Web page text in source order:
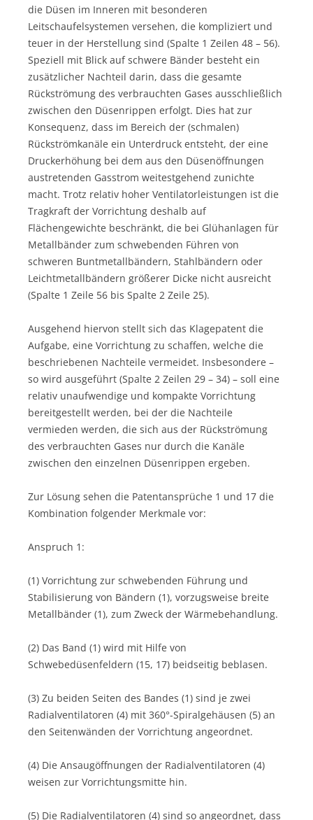
die Düsen im Inneren mit besonderen
Leitschaufelsystemen versehen, die kompliziert und
teuer in der Herstellung sind (Spalte 1 Zeilen 48 – 56).
Speziell mit Blick auf schwere Bänder besteht ein
zusätzlicher Nachteil darin, dass die gesamte
Rückströmung des verbrauchten Gases ausschließlich
zwischen den Düsenrippen erfolgt. Dies hat zur
Konsequenz, dass im Bereich der (schmalen)
Rückströmkanäle ein Unterdruck entsteht, der eine
Druckerhöhung bei dem aus den Düsenöffnungen
austretenden Gasstrom weitestgehend zunichte
macht. Trotz relativ hoher Ventilatorleistungen ist die
Tragkraft der Vorrichtung deshalb auf
Flächengewichte beschränkt, die bei Glühanlagen für
Metallbänder zum schwebenden Führen von
schweren Buntmetallbändern, Stahlbändern oder
Leichtmetallbändern größerer Dicke nicht ausreicht
(Spalte 1 Zeile 56 bis Spalte 2 Zeile 25).
Ausgehend hiervon stellt sich das Klagepatent die
Aufgabe, eine Vorrichtung zu schaffen, welche die
beschriebenen Nachteile vermeidet. Insbesondere –
so wird ausgeführt (Spalte 2 Zeilen 29 – 34) – soll eine
relativ unaufwendige und kompakte Vorrichtung
bereitgestellt werden, bei der die Nachteile
vermieden werden, die sich aus der Rückströmung
des verbrauchten Gases nur durch die Kanäle
zwischen den einzelnen Düsenrippen ergeben.
Zur Lösung sehen die Patentansprüche 1 und 17 die
Kombination folgender Merkmale vor:
Anspruch 1:
(1) Vorrichtung zur schwebenden Führung und
Stabilisierung von Bändern (1), vorzugsweise breite
Metallbänder (1), zum Zweck der Wärmebehandlung.
(2) Das Band (1) wird mit Hilfe von
Schwebedüsenfeldern (15, 17) beidseitig beblasen.
(3) Zu beiden Seiten des Bandes (1) sind je zwei
Radialventilatoren (4) mit 360°-Spiralgehäusen (5) an
den Seitenwänden der Vorrichtung angeordnet.
(4) Die Ansaugöffnungen der Radialventilatoren (4)
weisen zur Vorrichtungsmitte hin.
(5) Die Radialventilatoren (4) sind so angeordnet, dass